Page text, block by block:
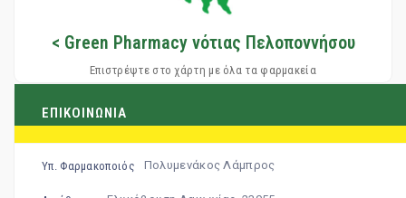
< Green Pharmacy νότιας Πελοποννήσου
Επιστρέψτε στο χάρτη με όλα τα φαρμακεία
ΕΠΙΚΟΙΝΩΝΙΑ
Υπ. Φαρμακοποιός Πολυμενάκος Λάμπρος